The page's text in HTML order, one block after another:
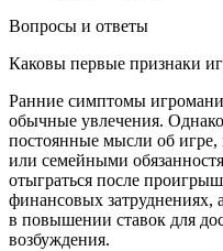
Вопросы и ответы
Каковы первые признаки
Ранние симптомы
обычные увлечения.
постоянные мысли об игре,
или семейными
отыграться после
финансовых затруднениях,
в повышении ставок для
возбуждения.